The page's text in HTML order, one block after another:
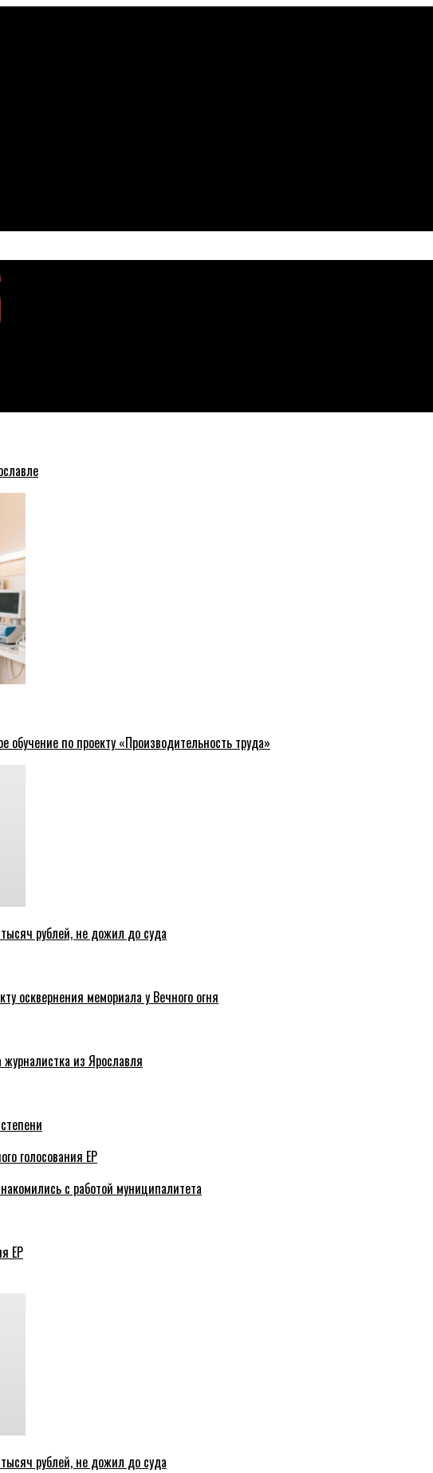
обучение по проекту «Производительность труда»
рублей, не дожил до суда
осквернения мемориала у Вечного огня
из Ярославля
голосования ЕР
с работой муниципалитета
ЕР
рублей, не дожил до суда